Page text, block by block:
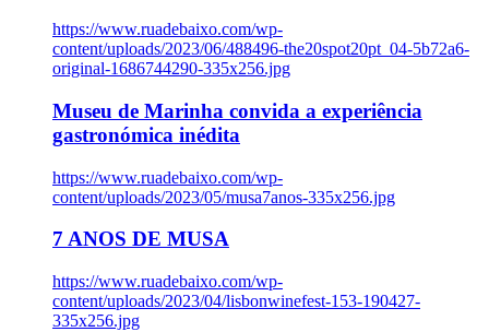
https://www.ruadebaixo.com/wp-
content/uploads/2023/06/488496-the20spot20pt_04-5b72a6-
original-1686744290-335x256.jpg
Museu de Marinha convida a experiência
gastronómica inédita
https://www.ruadebaixo.com/wp-
content/uploads/2023/05/musa7anos-335x256.jpg
7 ANOS DE MUSA
https://www.ruadebaixo.com/wp-
content/uploads/2023/04/lisbonwinefest-153-190427-
335x256.jpg